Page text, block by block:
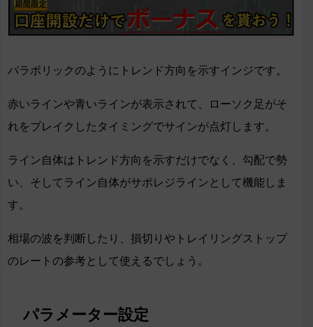
パラボリックのようにトレンド方向を示すインジです。
赤いラインや青いラインが表示されて、ローソク足がそ
れをブレイクしたタイミングでサインが点灯します。
ライン自体はトレンド方向を示すだけでなく、勾配で勢
い、そしてライン自体がサポレジラインとして機能しま
す。
相場の波を判断したり、損切りやトレイリングストップ
のレートの参考として使えるでしょう。
パラメーター設定